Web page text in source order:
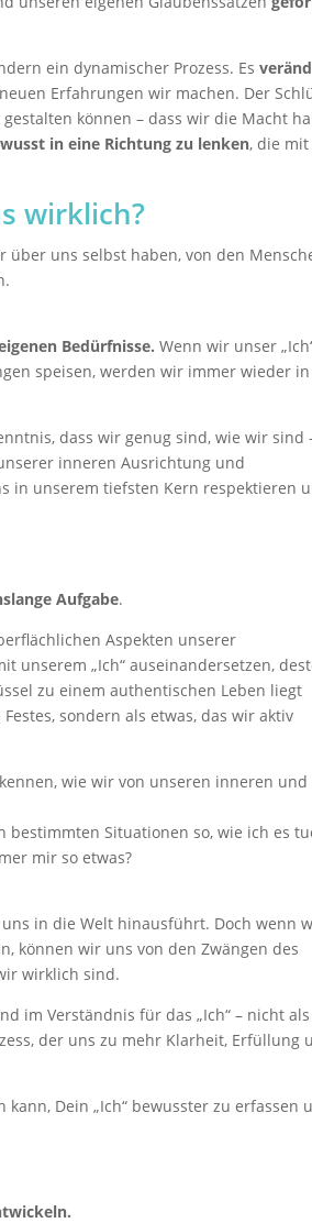
ein dynamischer Prozess. Es
Erfahrungen wir machen. Der
können – dass wir die Macht
in eine Richtung zu lenken, die mit
wirklich?
über uns selbst haben, von den
Bedürfnisse. Wenn wir unser
speisen, werden wir immer wieder
dass wir genug sind, wie wir sind
inneren Ausrichtung und
in unserem tiefsten Kern respektieren
Aufgabe.
Aspekten unserer
unserem „Ich“ auseinandersetzen,
zu einem authentischen Leben liegt
sondern als etwas, das wir aktiv
wie wir von unseren inneren und
Situationen so, wie ich es
mir so etwas?
in die Welt hinausführt. Doch wenn
können wir uns von den Zwängen des
wirklich sind.
im Verständnis für das „Ich“ – nicht als
der uns zu mehr Klarheit, Erfüllung
Dein „Ich“ bewusster zu erfassen